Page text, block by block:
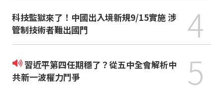
科技監獄來了！中國出入境新規9/15實施 涉
管制技術者難出國門
4
習近平第四任期穩了？從五中全會解析中
共新一波權力鬥爭
5